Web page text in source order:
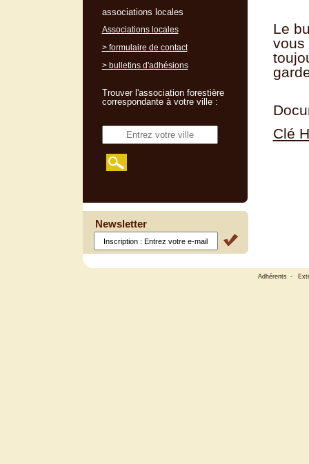
Le
vous
Clé
associations locales
Associations locales
> formulaire de contact
> bulletins d'adhésions
Trouver l'association forestière
correspondante à votre ville :
Newsletter
Adhérents -